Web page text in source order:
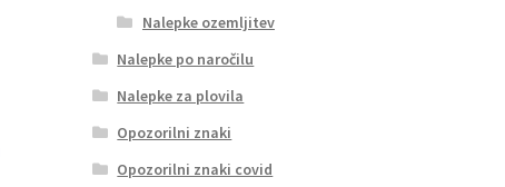
Nalepke ozemljitev
Nalepke po naročilu
Nalepke za plovila
Opozorilni znaki
Opozorilni znaki covid